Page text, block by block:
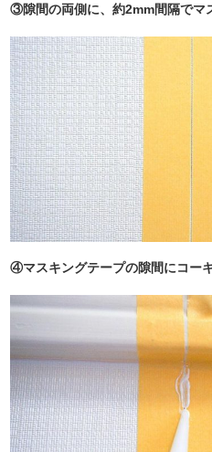
③隙間の両側に、約2mm間隔でマ
④マスキングテープの隙間にコー